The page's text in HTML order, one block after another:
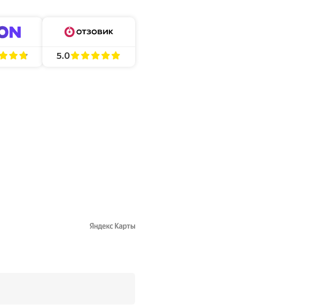
5.0